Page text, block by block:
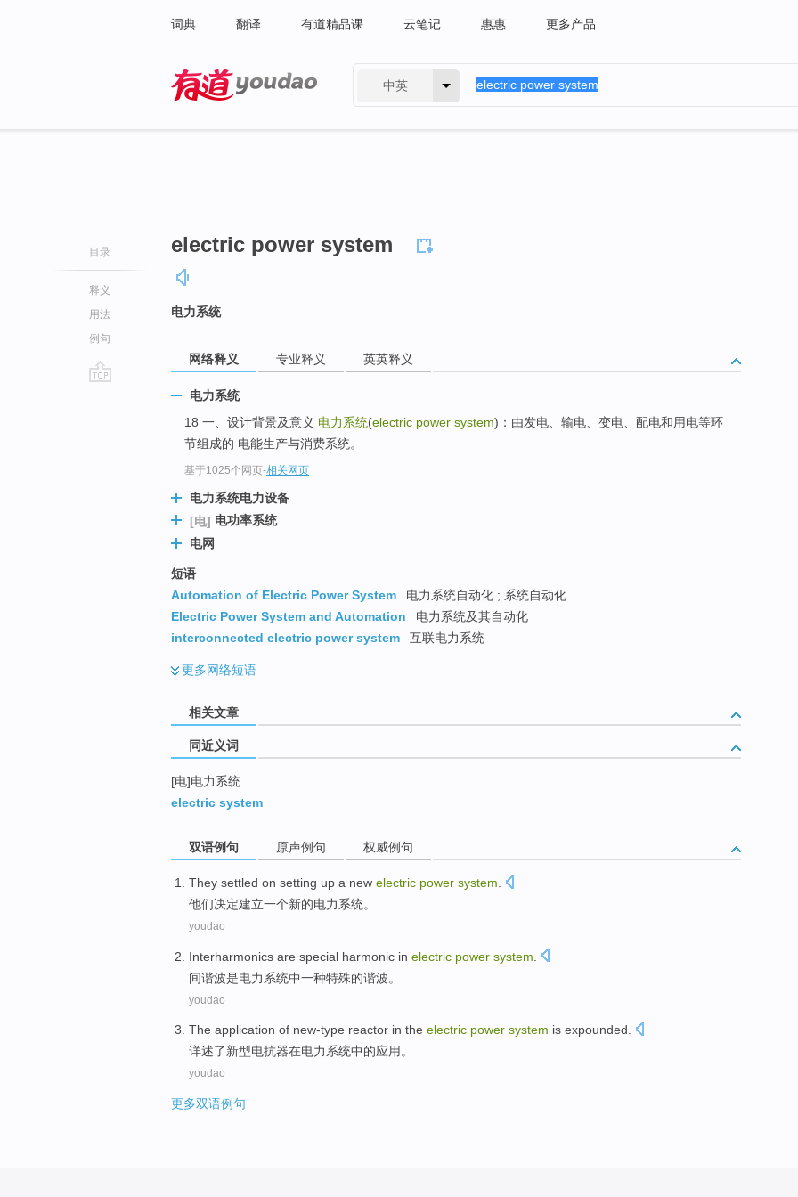
词典 翻译 有道精品课 云笔记 惠惠 更多产品
中英
目录
释义
用法
例句
electric power system
电力系统
网络释义 专业释义 英英释义
电力系统
18 一、设计背景及意义 电力系统(electric power system)：由发电、输电、变电、配电和用电等环
节组成的 电能生产与消费系统。
基于1025个网页-相关网页
电力系统电力设备
[电] 电功率系统
电网
短语
Automation of Electric Power System
电力系统自动化 ; 系统自动化
Electric Power System and Automation
电力系统及其自动化
interconnected electric power system
互联电力系统
更多网络短语
相关文章
同近义词
[电]电力系统
electric system
双语例句 原声例句 权威例句
They settled on setting up a new electric power system
他们决定建立一个新的电力系统。
youdao
Interharmonics are special harmonic in electric power system
间谐波是电力系统中一种特殊的谐波。
youdao
The application of new-type reactor in the electric power system is expounded.
详述了新型电抗器在电力系统中的应用。
youdao
更多双语例句